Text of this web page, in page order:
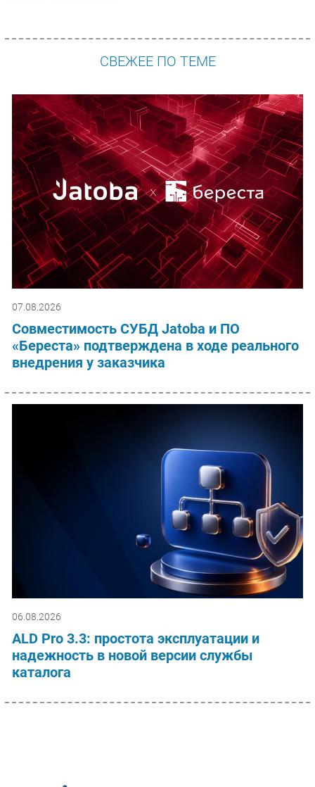
СВЕЖЕЕ ПО ТЕМЕ
07.08.2026
Совместимость СУБД Jatoba и ПО
«Береста» подтверждена в ходе реального
внедрения у заказчика
06.08.2026
ALD Pro 3.3: простота эксплуатации и
надежность в новой версии службы
каталога